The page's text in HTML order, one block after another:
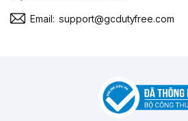
Email: support@gcdutyfree.com